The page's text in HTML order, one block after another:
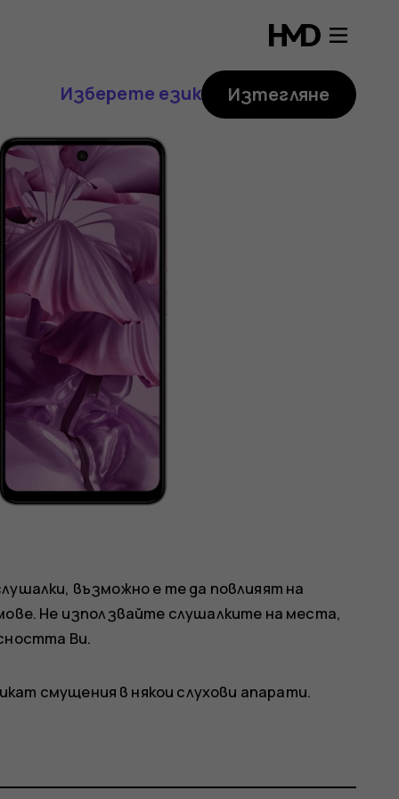
Изберете език Изтегляне
възможно е те да повлияят на
Не използвайте слушалките на места,
Ви.
смущения в някои слухови апарати.